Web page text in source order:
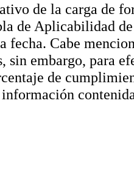
de la carga de
de Aplicabilidad
fecha. Cabe
sin embargo, para
de